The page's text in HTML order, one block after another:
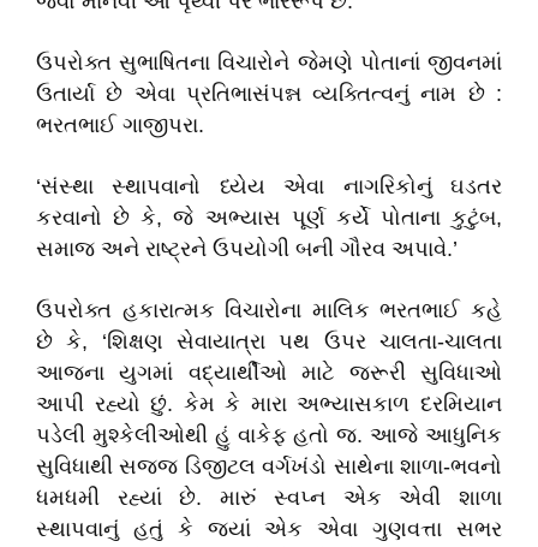
ઉપરોક્ત સુભાષિતના વિચારોને જેમણે પોતાનાં જીવનમાં
ઉતાર્યા છે એવા પ્રતિભાસંપન્ન વ્યક્તિત્વનું નામ છે :
ભરતભાઈ ગાજીપરા.
‘સંસ્થા સ્થાપવાનો ધ્યેય એવા નાગરિકોનું ઘડતર
કરવાનો છે કે, જે અભ્યાસ પૂર્ણ કર્યે પોતાના કુટુંબ,
સમાજ અને રાષ્ટ્રને ઉપયોગી બની ગૌરવ અપાવે.’
ઉપરોક્ત હકારાત્મક વિચારોના માલિક ભરતભાઈ કહે
છે કે, ‘શિક્ષણ સેવાયાત્રા પથ ઉપર ચાલતા-ચાલતા
આજના યુગમાં વદ્યાર્થીઓ માટે જરૂરી સુવિધાઓ
આપી રહ્યો છું. કેમ કે મારા અભ્યાસકાળ દરમિયાન
પડેલી મુશ્કેલીઓથી હું વાકેફ હતો જ. આજે આધુનિક
સુવિધાથી સજ્જ ડિજીટલ વર્ગખંડો સાથેના શાળા-ભવનો
ધમધમી રહ્યાં છે. મારું સ્વપ્ન એક એવી શાળા
સ્થાપવાનું હતું કે જ્યાં એક એવા ગુણવત્તા સભર